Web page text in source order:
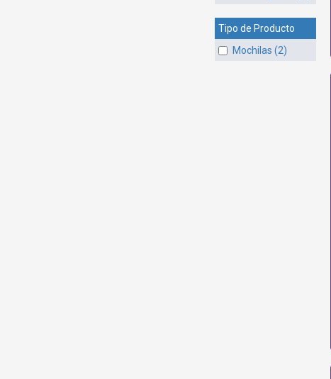
Tipo de Producto
Mochilas (2)